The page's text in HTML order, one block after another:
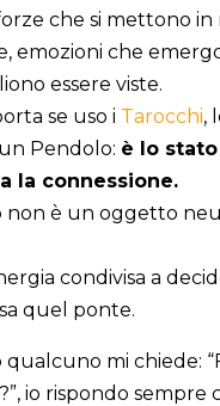
che si mettono
emozioni che
essere viste.
se uso i Tarocchi,
Pendolo: è lo
la connessione.
non è un oggetto
condivisa a
quel ponte.
mi chiede:
io rispondo sempre